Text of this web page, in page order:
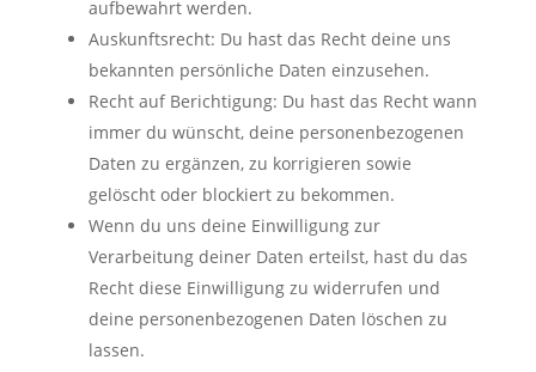
aufbewahrt werden.
Auskunftsrecht: Du hast das Recht deine uns
bekannten persönliche Daten einzusehen.
Recht auf Berichtigung: Du hast das Recht wann
immer du wünscht, deine personenbezogenen
Daten zu ergänzen, zu korrigieren sowie
gelöscht oder blockiert zu bekommen.
Wenn du uns deine Einwilligung zur
Verarbeitung deiner Daten erteilst, hast du das
Recht diese Einwilligung zu widerrufen und
deine personenbezogenen Daten löschen zu
lassen.